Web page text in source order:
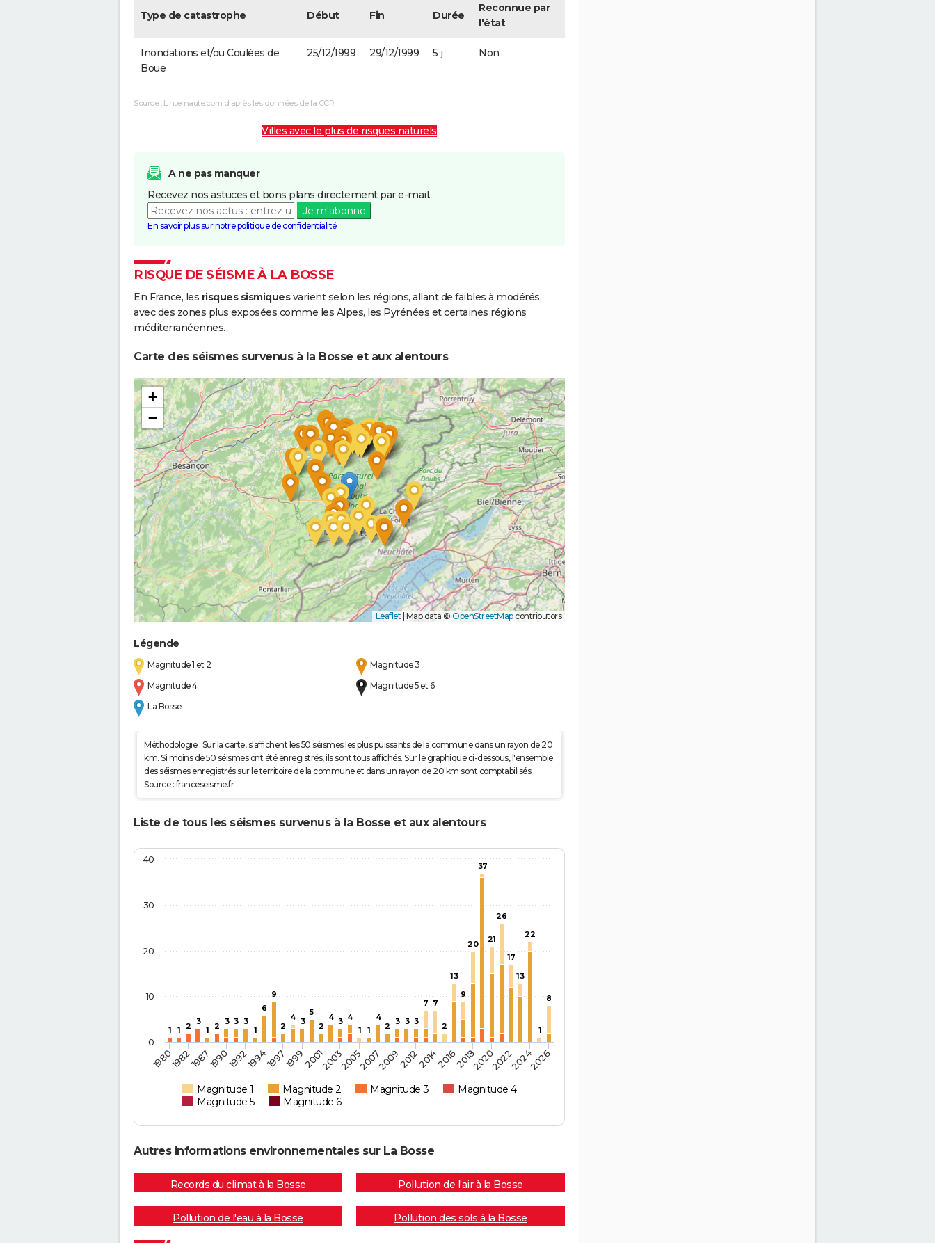
Type de catastrophe Début Fin Durée
Reconnue par
l'état
Inondations et/ou Coulées de
Boue
25/12/1999 29/12/1999 5 j Non
Source : Linternaute.com d'après les données de la CCR
Villes avec le plus de risques naturels
A ne pas manquer
Recevez nos astuces et bons plans directement par e-mail.
Je m'abonne
En savoir plus sur notre politique de confidentialité
RISQUE DE SÉISME À LA BOSSE
En France, les risques sismiquesvarient selon les régions, allant de faibles à modérés,
avec des zones plus exposées comme les Alpes, les Pyrénées et certaines régions
méditerranéennes.
Carte des séismes survenus à la Bosse et aux alentours
+
−
Leaflet | Map data © OpenStreetMapcontributors
Légende
Magnitude 1 et 2
Magnitude 3
Magnitude 4
Magnitude 5 et 6
La Bosse
Méthodologie : Sur la carte, s'affichent les 50 séismes les plus puissants de la commune dans un rayon de 20
km. Si moins de 50 séismes ont été enregistrés, ils sont tous affichés. Sur le graphique ci-dessous, l'ensemble
des séismes enregistrés sur le territoire de la commune et dans un rayon de 20 km sont comptabilisés.
Source : franceseisme.fr
Liste de tous les séismes survenus à la Bosse et aux alentours
1 1 2
3
1
2 3 3
3
1
6
9
2
4 3
5
2
4 3 4
1
1
4
2
3 3 3
7 7
2
13
9
20
37
21
26
17
13
22
1
8
Magnitude 1 Magnitude 2 Magnitude 3
Magnitude 4
Magnitude 5
Magnitude 6
198019821987199019921994199719992001200320052007200920122014201620182020202220242026
0
10
20
30
40
Autres informations environnementales sur La Bosse
Records du climat à la Bosse Pollution de l'air à la Bosse
Pollution de l'eau à la Bosse Pollution des sols à la Bosse